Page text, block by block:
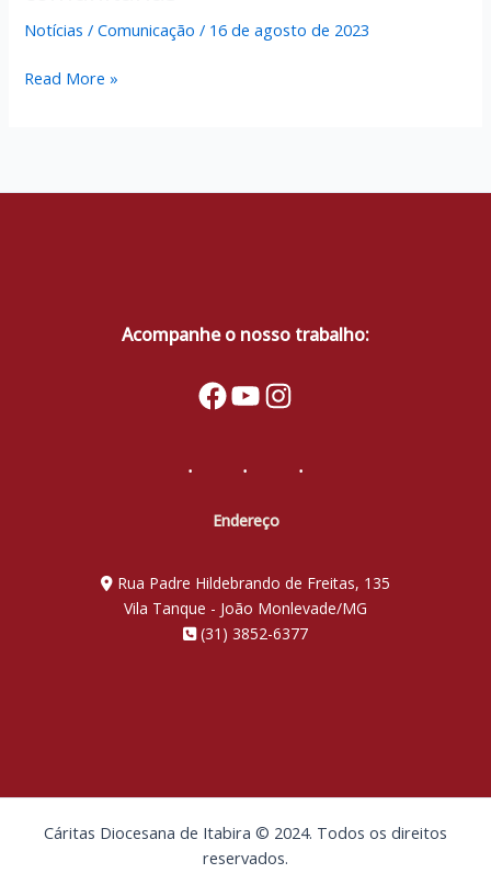
Notícias /Comunicação/ 16 de agosto de 2023
O
Read More »
Acompanhe o nosso trabalho:
Facebook
YouTube
Instagram
Endereço
Rua Padre Hildebrando de Freitas, 135
Vila Tanque - João Monlevade/MG
(31) 3852-6377
Cáritas Diocesana de Itabira © 2024. Todos os direitos
reservados.